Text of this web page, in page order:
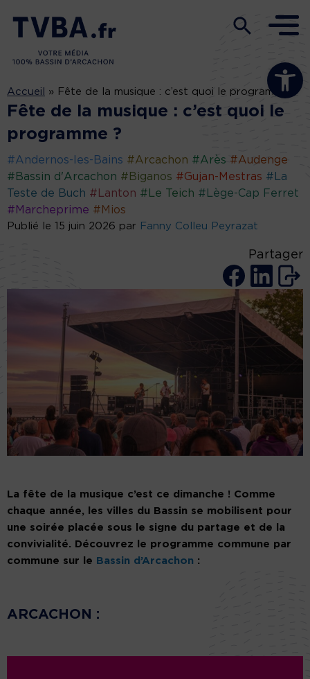
Ouvrir la
Accueil » Fête de la musique : c’est quoi le programme ?
Fête de la musique : c’est quoi le
programme ?
#Andernos-les-Bains #Arcachon #Arès #Audenge
#Bassin d'Arcachon #Biganos #Gujan-Mestras #La
Teste de Buch #Lanton #Le Teich #Lège-Cap Ferret
#Marcheprime #Mios
Publié le 15 juin 2026 par Fanny Colleu Peyrazat
Partager
La fête de la musique c’est ce dimanche ! Comme
chaque année, les villes du Bassin se mobilisent pour
une soirée placée sous le signe du partage et de la
convivialité. Découvrez le programme commune par
commune sur le Bassin d’Arcachon :
ARCACHON :